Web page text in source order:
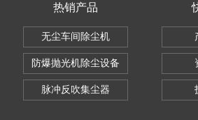
热销产品
无尘车间除尘机
防爆抛光机除尘设备
脉冲反吹集尘器